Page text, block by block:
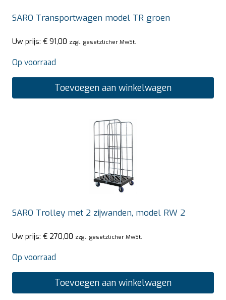
SARO Transportwagen model TR groen
Uw prijs: € 91,00 zzgl. gesetzlicher MwSt.
Op voorraad
Toevoegen aan winkelwagen
SARO Trolley met 2 zijwanden, model RW 2
Uw prijs: € 270,00 zzgl. gesetzlicher MwSt.
Op voorraad
Toevoegen aan winkelwagen